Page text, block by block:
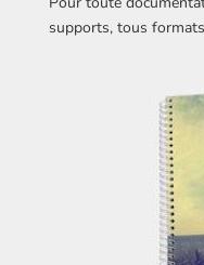
supports, tous